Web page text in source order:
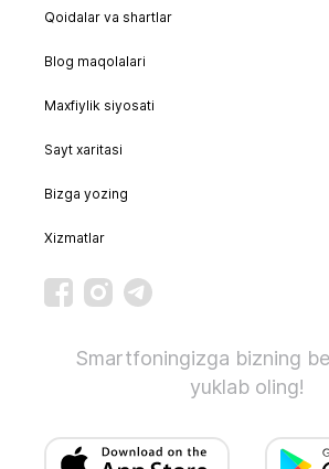
Qoidalar va shartlar
Blog maqolalari
Maxfiylik siyosati
Sayt xaritasi
Bizga yozing
Xizmatlar
Smartfoningizga bizning
yuklab oling!